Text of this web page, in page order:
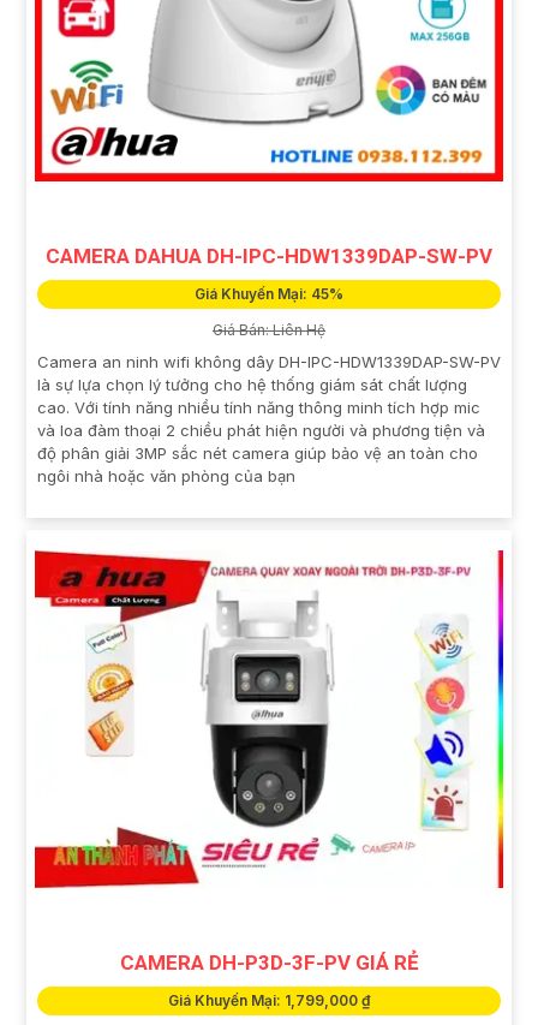
CAMERA DAHUA DH-IPC-HDW1339DAP-SW-PV
Giá Khuyến Mại: 45%
Giá Bán: Liên Hệ
Camera an ninh wifi không dây DH-IPC-HDW1339DAP-SW-PV
là sự lựa chọn lý tưởng cho hệ thống giám sát chất lượng
cao. Với tính năng nhiều tính năng thông minh tích hợp mic
và loa đàm thoại 2 chiều phát hiện người và phương tiện và
độ phân giải 3MP sắc nét camera giúp bảo vệ an toàn cho
ngôi nhà hoặc văn phòng của bạn
CAMERA DH-P3D-3F-PV GIÁ RẺ
Giá Khuyến Mại: 1,799,000 ₫